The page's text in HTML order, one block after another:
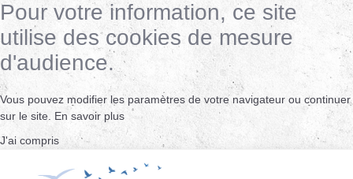
Pour votre information, ce site
utilise des cookies de mesure
d'audience.
Vous pouvez modifier les paramètres de votre navigateur ou continuer
sur le site. En savoir plus
J'ai compris